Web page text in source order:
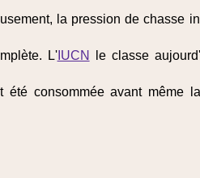
la pression de chasse
L'IUCN le classe
été consommée avant même